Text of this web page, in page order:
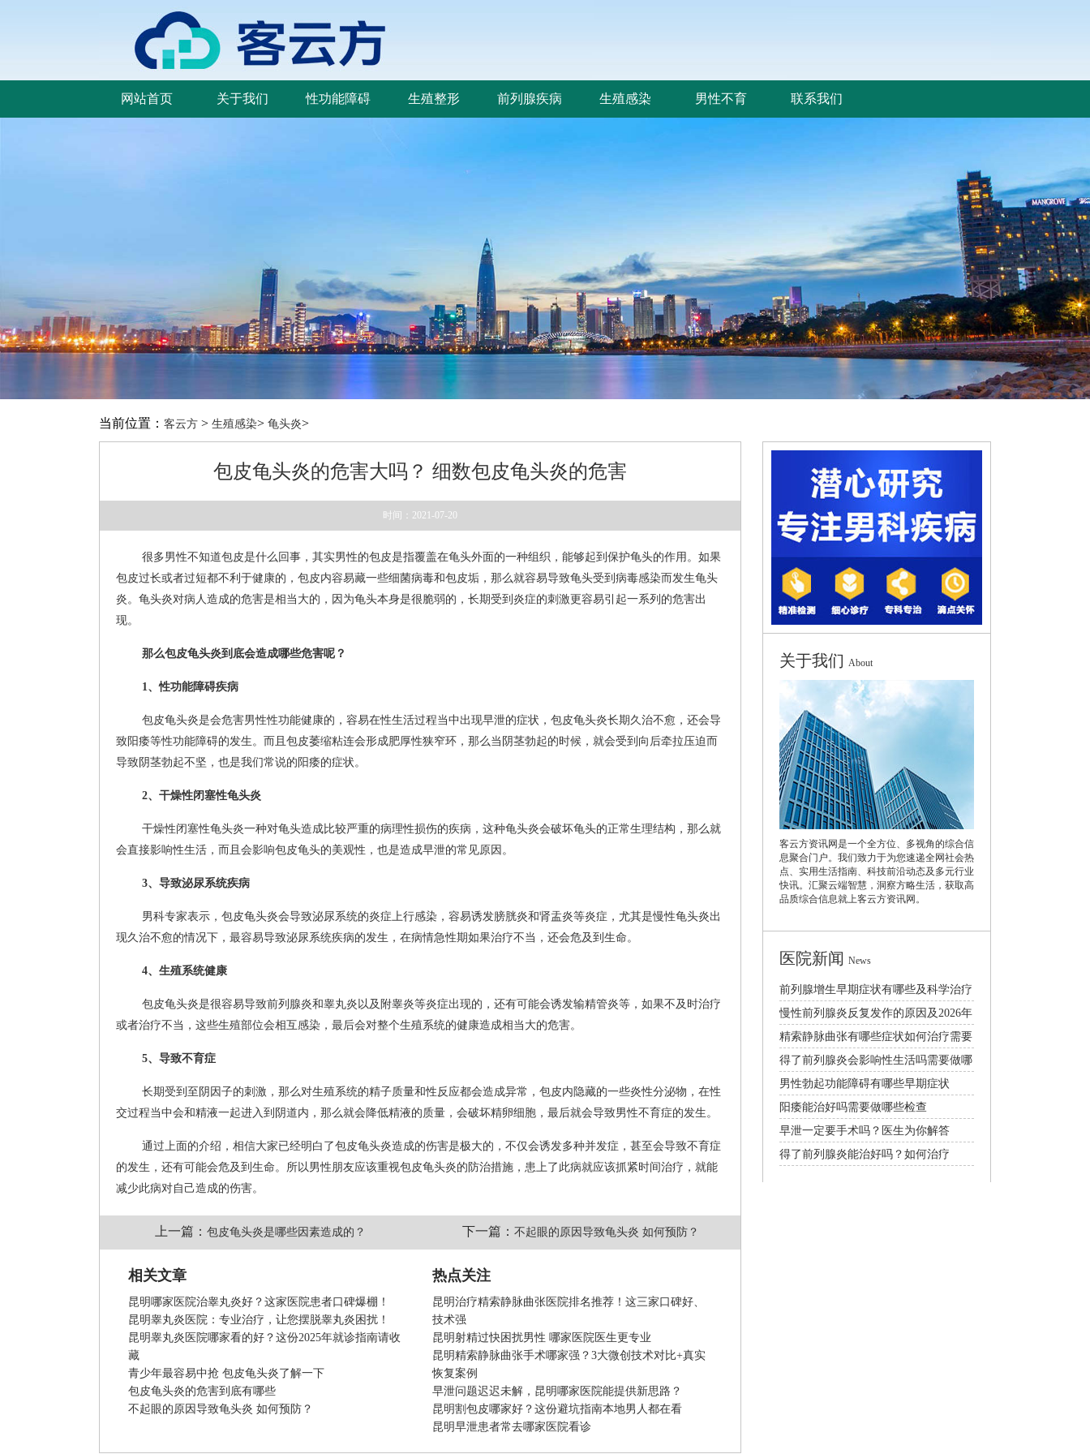
网站首页 关于我们 性功能障碍 生殖整形 前列腺疾病 生殖感染 男性不育 联系我们
当前位置： 客云方 > 生殖感染> 龟头炎>
包皮龟头炎的危害大吗？ 细数包皮龟头炎的危害
时间：2021-07-20
很多男性不知道包皮是什么回事，其实男性的包皮是指覆盖在龟头外面的一种组织，能够起到保护龟头的作用。如果
包皮过长或者过短都不利于健康的，包皮内容易藏一些细菌病毒和包皮垢，那么就容易导致龟头受到病毒感染而发生龟头
炎。龟头炎对病人造成的危害是相当大的，因为龟头本身是很脆弱的，长期受到炎症的刺激更容易引起一系列的危害出
现。
那么包皮龟头炎到底会造成哪些危害呢？
1、性功能障碍疾病
包皮龟头炎是会危害男性性功能健康的，容易在性生活过程当中出现早泄的症状，包皮龟头炎长期久治不愈，还会导
致阳痿等性功能障碍的发生。而且包皮萎缩粘连会形成肥厚性狭窄环，那么当阴茎勃起的时候，就会受到向后牵拉压迫而
导致阴茎勃起不坚，也是我们常说的阳痿的症状。
2、干燥性闭塞性龟头炎
干燥性闭塞性龟头炎一种对龟头造成比较严重的病理性损伤的疾病，这种龟头炎会破坏龟头的正常生理结构，那么就
会直接影响性生活，而且会影响包皮龟头的美观性，也是造成早泄的常见原因。
3、导致泌尿系统疾病
男科专家表示，包皮龟头炎会导致泌尿系统的炎症上行感染，容易诱发膀胱炎和肾盂炎等炎症，尤其是慢性龟头炎出
现久治不愈的情况下，最容易导致泌尿系统疾病的发生，在病情急性期如果治疗不当，还会危及到生命。
4、生殖系统健康
包皮龟头炎是很容易导致前列腺炎和睾丸炎以及附睾炎等炎症出现的，还有可能会诱发输精管炎等，如果不及时治疗
或者治疗不当，这些生殖部位会相互感染，最后会对整个生殖系统的健康造成相当大的危害。
5、导致不育症
长期受到至阴因子的刺激，那么对生殖系统的精子质量和性反应都会造成异常，包皮内隐藏的一些炎性分泌物，在性
交过程当中会和精液一起进入到阴道内，那么就会降低精液的质量，会破坏精卵细胞，最后就会导致男性不育症的发生。
通过上面的介绍，相信大家已经明白了包皮龟头炎造成的伤害是极大的，不仅会诱发多种并发症，甚至会导致不育症
的发生，还有可能会危及到生命。所以男性朋友应该重视包皮龟头炎的防治措施，患上了此病就应该抓紧时间治疗，就能
减少此病对自己造成的伤害。
上一篇： 包皮龟头炎是哪些因素造成的？ 下一篇： 不起眼的原因导致龟头炎 如何预防？
相关文章
昆明哪家医院治睾丸炎好？这家医院患者口碑爆棚！
昆明睾丸炎医院：专业治疗，让您摆脱睾丸炎困扰！
昆明睾丸炎医院哪家看的好？这份2025年就诊指南请收
藏
青少年最容易中抢 包皮龟头炎了解一下
包皮龟头炎的危害到底有哪些
不起眼的原因导致龟头炎 如何预防？
热点关注
昆明治疗精索静脉曲张医院排名推荐！这三家口碑好、
技术强
昆明射精过快困扰男性 哪家医院医生更专业
昆明精索静脉曲张手术哪家强？3大微创技术对比+真实
恢复案例
早泄问题迟迟未解，昆明哪家医院能提供新思路？
昆明割包皮哪家好？这份避坑指南本地男人都在看
昆明早泄患者常去哪家医院看诊
关于我们 About
客云方资讯网是一个全方位、多视角的综合信
息聚合门户。我们致力于为您速递全网社会热
点、实用生活指南、科技前沿动态及多元行业
快讯。汇聚云端智慧，洞察方略生活，获取高
品质综合信息就上客云方资讯网。
医院新闻 News
前列腺增生早期症状有哪些及科学治疗
与日常调理方法
慢性前列腺炎反复发作的原因及2026年
科学治疗方法
精索静脉曲张有哪些症状如何治疗需要
手术吗
得了前列腺炎会影响性生活吗需要做哪
些检查
男性勃起功能障碍有哪些早期症状
阳痿能治好吗需要做哪些检查
早泄一定要手术吗？医生为你解答
得了前列腺炎能治好吗？如何治疗